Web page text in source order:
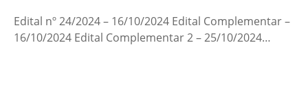
Edital nº 24/2024 – 16/10/2024 Edital Complementar –
16/10/2024 Edital Complementar 2 – 25/10/2024…